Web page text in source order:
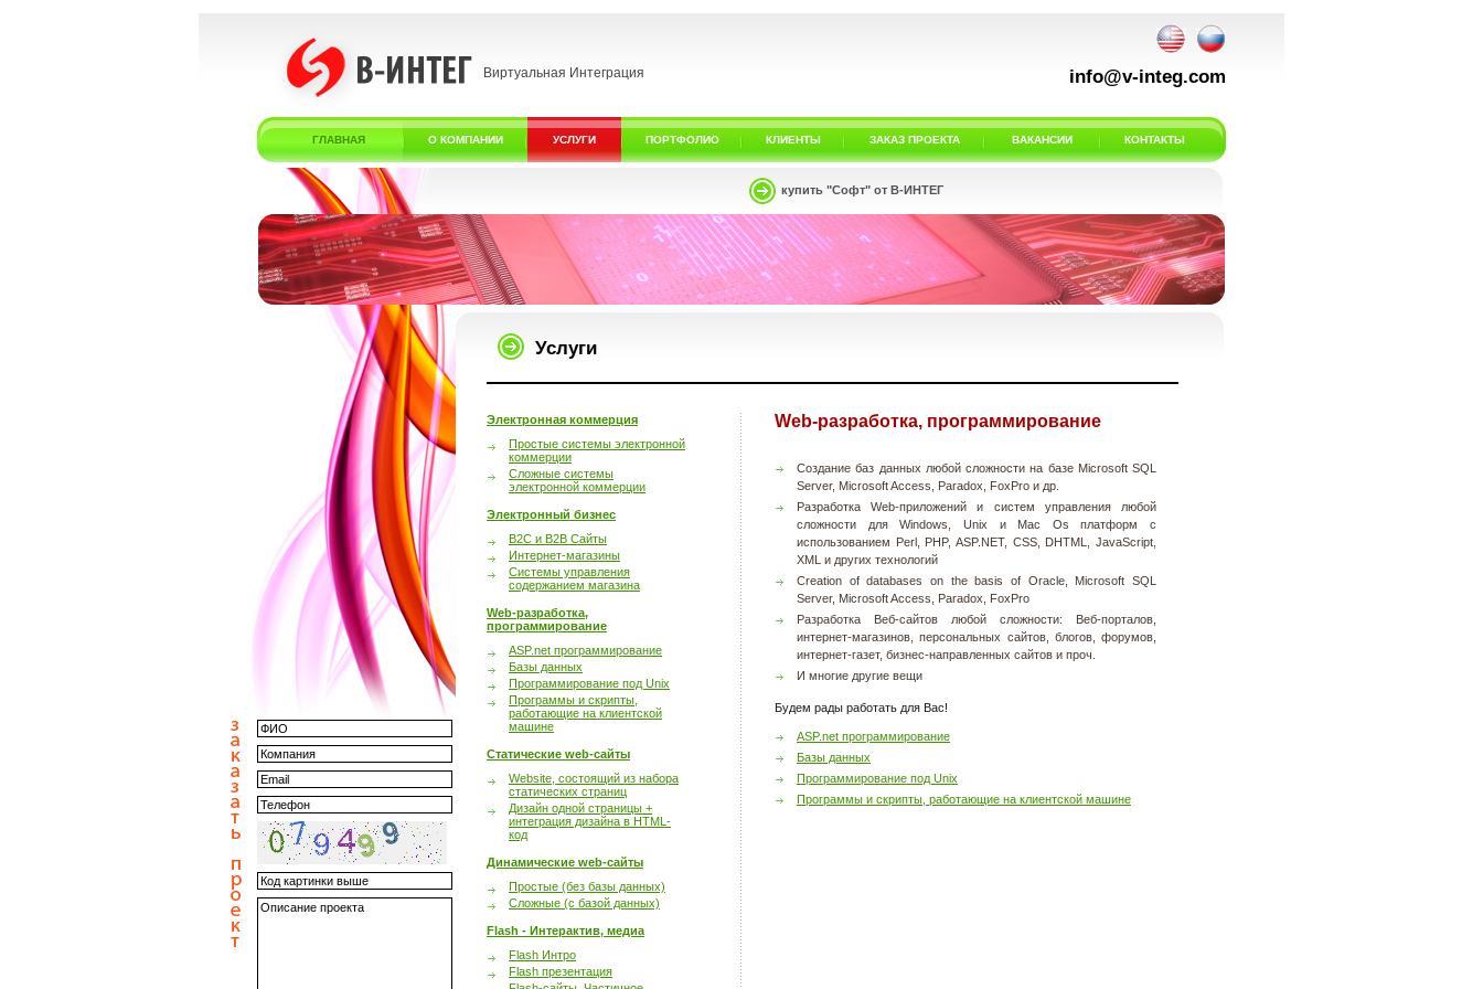
Виртуальная Интеграция info@v-integ.com
ГЛАВНАЯ О КОМПАНИИ УСЛУГИ ПОРТФОЛИО КЛИЕНТЫ ЗАКАЗ ПРОЕКТА ВАКАНСИИ КОНТАКТЫ
купить "Софт" от В-ИНТЕГ
Услуги
Электронная коммерция
Простые системы электронной
коммерции
Сложные системы
электронной коммерции
Электронный бизнес
B2C и B2B Сайты
Интернет-магазины
Системы управления
содержанием магазина
Web-разработка,
программирование
ASP.net программирование
Базы данных
Программирование под Unix
Программы и скрипты,
работающие на клиентской
машине
Статические web-сайты
Website, состоящий из набора
статических страниц
Дизайн одной страницы +
интеграция дизайна в HTML-
код
Динамические web-сайты
Простые (без базы данных)
Сложные (с базой данных)
Flash - Интерактив, медиа
Flash Интро
Flash презентация
Web-разработка, программирование
Создание баз данных любой сложности на базе Microsoft SQL
Server, Microsoft Access, Paradox, FoxPro и др.
Разработка Web-приложений и систем управления любой
сложности для Windows, Unix и Mac Os платформ с
использованием Perl, PHP, ASP.NET, CSS, DHTML, JavaScript,
XML и других технологий
Creation of databases on the basis of Oracle, Microsoft SQL
Server, Microsoft Access, Paradox, FoxPro
Разработка Веб-сайтов любой сложности: Веб-порталов,
интернет-магазинов, персональных сайтов, блогов, форумов,
интернет-газет, бизнес-направленных сайтов и проч.
И многие другие вещи
Будем рады работать для Вас!
ASP.net программирование
Базы данных
Программирование под Unix
Программы и скрипты, работающие на клиентской машине